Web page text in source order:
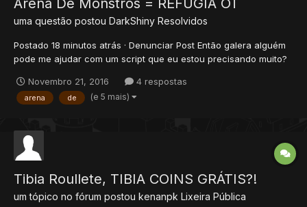
Arena De Monstros = REFUGIA OT
uma questão postou DarkShiny Resolvidos
Postado 18 minutos atrás · Denunciar Post Então galera alguém
pode me ajudar com um script que eu estou precisando muito?
player entra por u...
Novembro 21, 2016 4 respostas
arena de (e 5 mais)
Tibia Roullete, TIBIA COINS GRÁTIS?!
um tópico no fórum postou kenanpk Lixeira Pública